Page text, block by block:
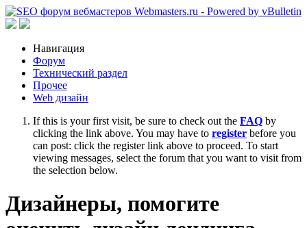
Навигация
Форум
Технический раздел
Прочее
Web дизайн
If this is your first visit, be sure to check out the FAQ by
clicking the link above. You may have to register before you
can post: click the register link above to proceed. To start
viewing messages, select the forum that you want to visit from
the selection below.
Дизайнеры, помогите